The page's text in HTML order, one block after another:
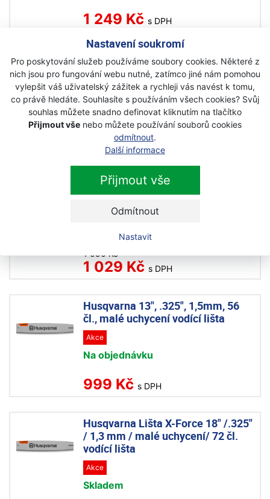
Nastavení soukromí
Pro poskytování služeb používáme soubory cookies. Některé z
nich jsou pro fungování webu nutné, zatímco jiné nám pomohou
vylepšit váš uživatelský zážitek a rychleji vás navést k tomu,
co právě hledáte. Souhlasíte s používáním všech cookies? Svůj
souhlas můžete snadno definovat kliknutím na tlačítko
Přijmout vše nebo můžete používání souborů cookies
odmítnout.
Další informace
Přijmout vše
Odmítnout
Nastavit
1 249 Kč s DPH
Husqvarna 20", .325", 1,5mm, 80čl.,
malé uchycení vodící lišta
Akce
Skladem
1 590 Kč s DPH
Husqvarna vodící lišta laminovaná
15", .325", 1,5mm, 64 čl.,malé
Skladem
1 090 Kč
1 029 Kč s DPH
Husqvarna 13", .325", 1,5mm, 56
čl., malé uchycení vodící lišta
Akce
Na objednávku
999 Kč s DPH
Husqvarna Lišta X-Force 18" /.325"
/ 1,3 mm / malé uchycení/ 72 čl.
vodící lišta
Akce
Skladem